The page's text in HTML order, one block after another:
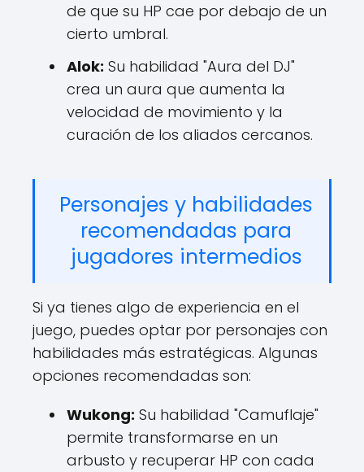
de que su HP cae por debajo de un
cierto umbral.
Alok: Su habilidad "Aura del DJ"
crea un aura que aumenta la
velocidad de movimiento y la
curación de los aliados cercanos.
Personajes y habilidades
recomendadas para
jugadores intermedios
Si ya tienes algo de experiencia en el
juego, puedes optar por personajes con
habilidades más estratégicas. Algunas
opciones recomendadas son:
Wukong: Su habilidad "Camuflaje"
permite transformarse en un
arbusto y recuperar HP con cada